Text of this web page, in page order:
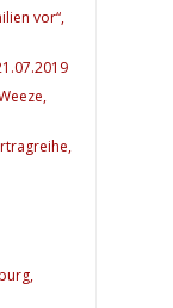
vor“,